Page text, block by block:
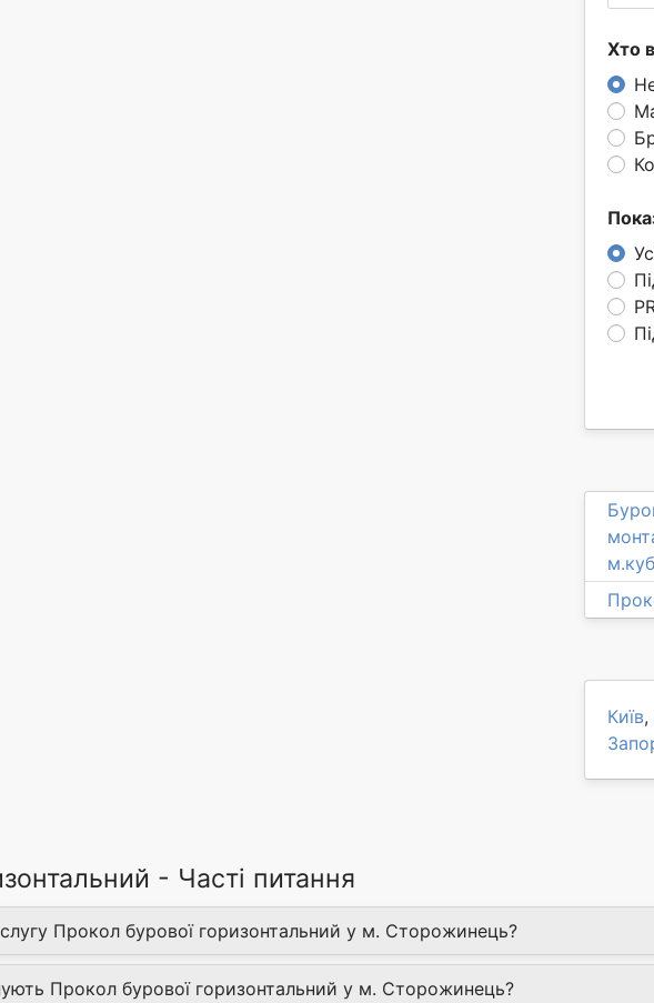
Хто
Київ,
- Часті питання
Прокол бурової горизонтальний у м. Сторожинець?
Прокол бурової горизонтальний у м. Сторожинець?